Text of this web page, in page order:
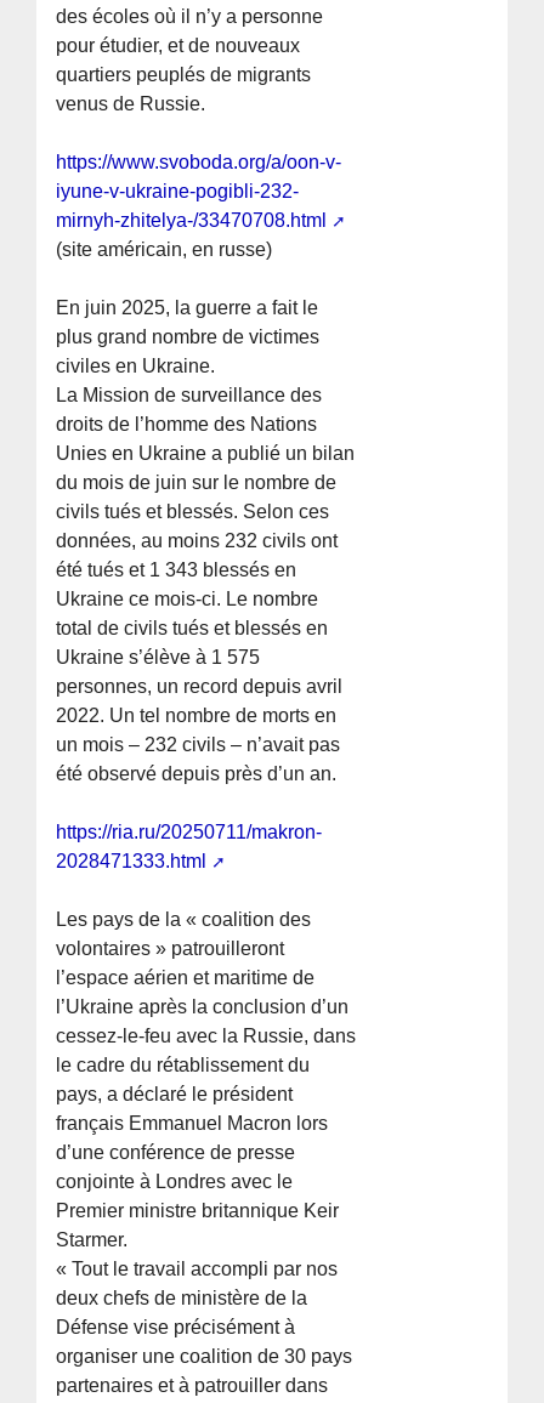
des écoles où il n’y a personne
pour étudier, et de nouveaux
quartiers peuplés de migrants
venus de Russie.
https://www.svoboda.org/a/oon-v-
iyune-v-ukraine-pogibli-232-
mirnyh-zhitelya-/33470708.html
(site américain, en russe)
En juin 2025, la guerre a fait le
plus grand nombre de victimes
civiles en Ukraine.
La Mission de surveillance des
droits de l’homme des Nations
Unies en Ukraine a publié un bilan
du mois de juin sur le nombre de
civils tués et blessés. Selon ces
données, au moins 232 civils ont
été tués et 1 343 blessés en
Ukraine ce mois-ci. Le nombre
total de civils tués et blessés en
Ukraine s’élève à 1 575
personnes, un record depuis avril
2022. Un tel nombre de morts en
un mois – 232 civils – n’avait pas
été observé depuis près d’un an.
https://ria.ru/20250711/makron-
2028471333.html
Les pays de la « coalition des
volontaires » patrouilleront
l’espace aérien et maritime de
l’Ukraine après la conclusion d’un
cessez-le-feu avec la Russie, dans
le cadre du rétablissement du
pays, a déclaré le président
français Emmanuel Macron lors
d’une conférence de presse
conjointe à Londres avec le
Premier ministre britannique Keir
Starmer.
« Tout le travail accompli par nos
deux chefs de ministère de la
Défense vise précisément à
organiser une coalition de 30 pays
partenaires et à patrouiller dans